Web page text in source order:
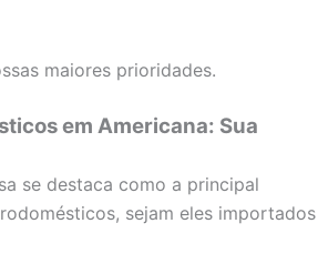
maiores prioridades.
em Americana: Sua
se destaca como a principal
sejam eles importados